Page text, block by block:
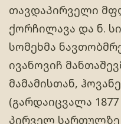
თავდაპირველი
ქორჩილავა და ნ.
სომეხმა
ივანოვიჩ
მამამისთან,
(გარდაიცვალა
პირველ სართულზე